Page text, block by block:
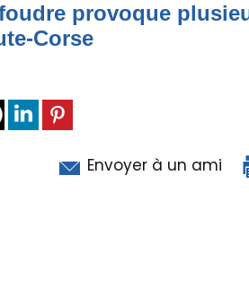
provoque
Corse
Envoyer à un ami